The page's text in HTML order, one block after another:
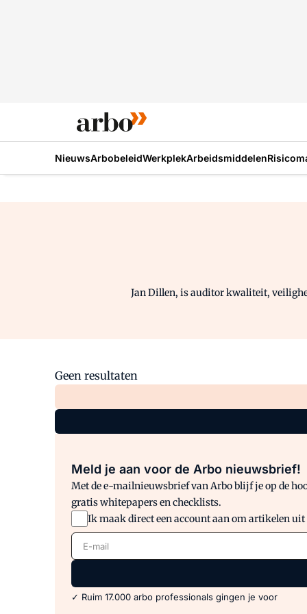
NieuwsArbobeleidWerkplekArbeidsmiddelen
Jan Dillen, isauditorkwaliteit,
Geen resultaten
Meld je aan voor de Arbo nieuwsbrief!
Met de e-mailnieuwsbrief van Arbo blijf je op de
gratis whitepapers en checklists.
Ik maak direct een account aan om artikelen
E-mail
✓ Ruim 17.000 arbo professionals gingen je voor